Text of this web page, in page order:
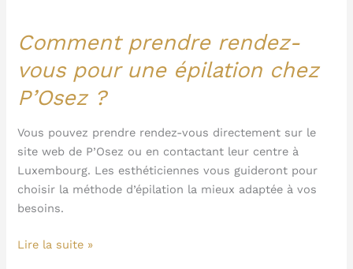
Comment prendre rendez-
vous pour une épilation chez
P’Osez ?
Vous pouvez prendre rendez-vous directement sur le
site web de P’Osez ou en contactant leur centre à
Luxembourg. Les esthéticiennes vous guideront pour
choisir la méthode d’épilation la mieux adaptée à vos
besoins.
Comment
rendez-
vous
une
épilation
chez
P’Osez
?
Lire la suite »